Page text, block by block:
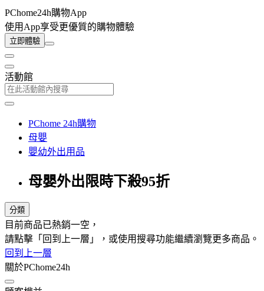
PChome24h購物App
使用App享受更優質的購物體驗
立即體驗
活動館
PChome 24h購物
母嬰
嬰幼外出用品
母嬰外出限時下殺95折
分類
目前商品已熱銷一空，
請點擊「回到上一層」，或使用搜尋功能繼續瀏覽更多商品。
回到上一層
關於PChome24h